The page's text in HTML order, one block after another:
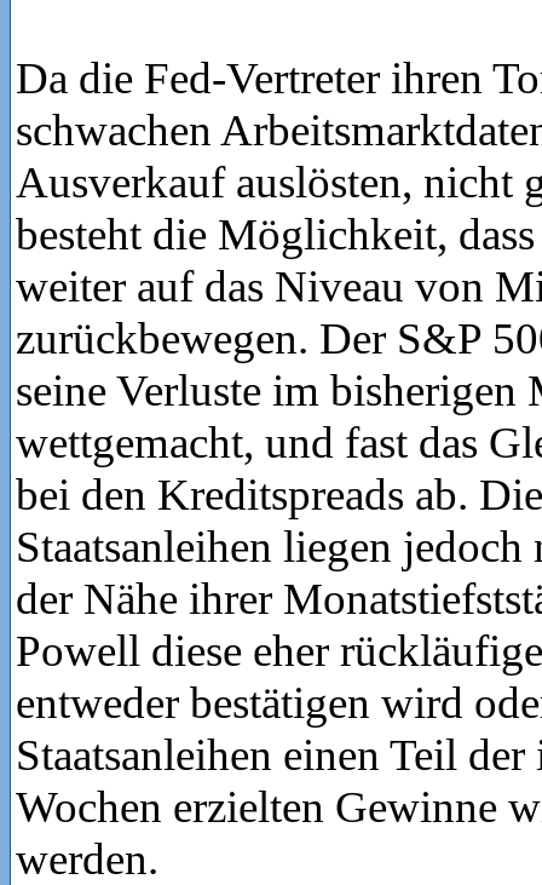
Da die Fed-Vertreter ihren
schwachen
Ausverkauf auslösten, nicht
besteht die Möglichkeit,
weiter auf das Niveau von
zurückbewegen. Der S&P
seine Verluste im bisherigen
wettgemacht, und fast das
bei den Kreditspreads ab.
Staatsanleihen liegen
der Nähe ihrer
Powell diese eher
entweder bestätigen wird
Staatsanleihen einen Teil
Wochen erzielten Gewinne
werden.